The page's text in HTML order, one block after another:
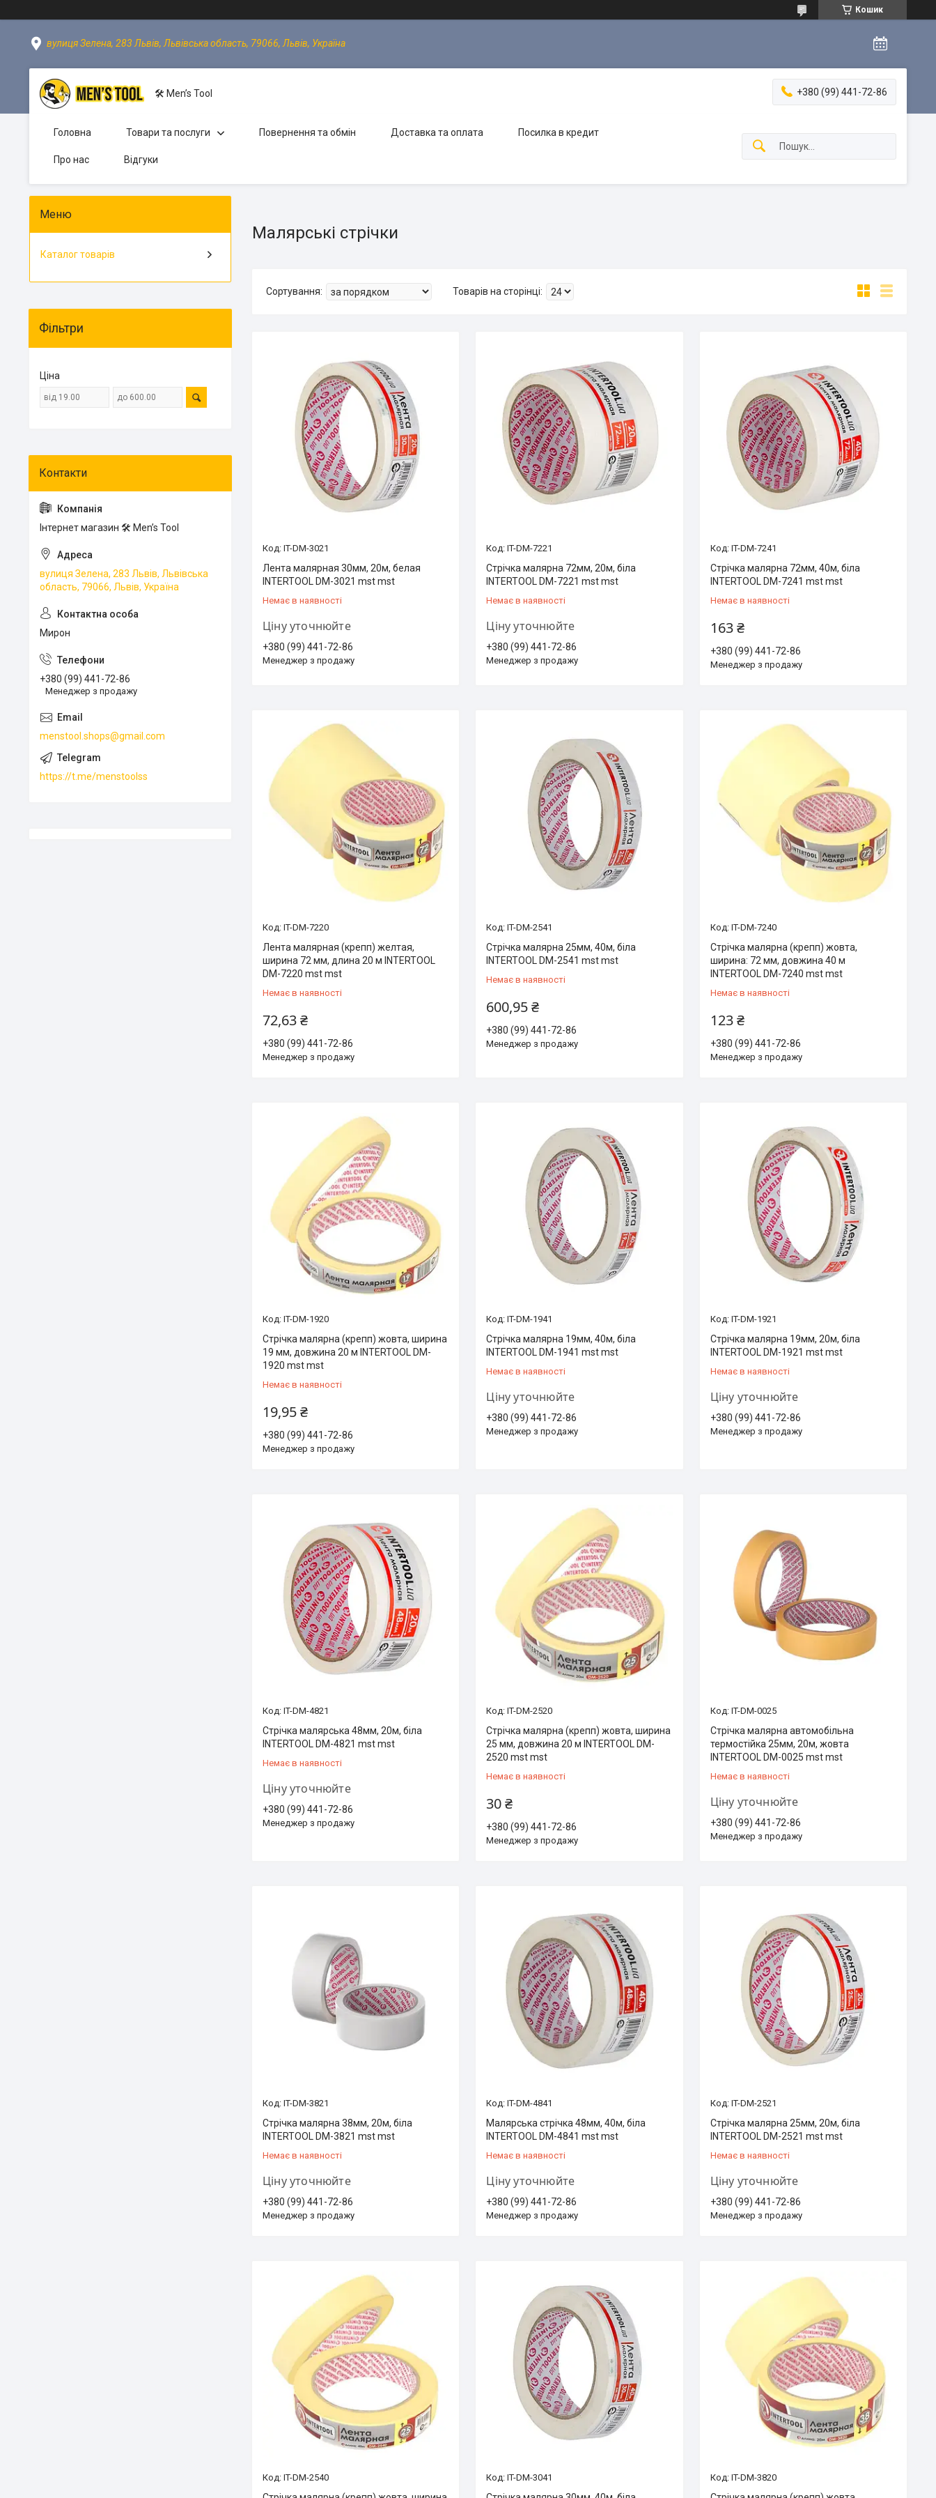
Кошик
вулиця Зелена, 283 Львів, Львівська область, 79066, Львів, Україна
🛠 Men’s Tool +380 (99) 441-72-86
Головна Товари та послуги Повернення та обмін Доставка та оплата Посилка в кредит
Про нас Відгуки
Малярські стрічки
IT-DM-3021
Лента малярная 30мм, 20м, белая
INTERTOOL DM-3021 mst mst
Немає в наявності
Ціну уточнюйте
+380 (99) 441-72-86
Менеджер з продажу
IT-DM-7221
Стрічка малярна 72мм, 20м, біла
INTERTOOL DM-7221 mst mst
Немає в наявності
Ціну уточнюйте
+380 (99) 441-72-86
Менеджер з продажу
IT-DM-7241
Стрічка малярна 72мм, 40м, біла
INTERTOOL DM-7241 mst mst
Немає в наявності
163 ₴
+380 (99) 441-72-86
Менеджер з продажу
IT-DM-7220
Лента малярная (крепп) желтая,
ширина 72 мм, длина 20 м INTERTOOL
DM-7220 mst mst
Немає в наявності
72,63 ₴
+380 (99) 441-72-86
Менеджер з продажу
IT-DM-2541
Стрічка малярна 25мм, 40м, біла
INTERTOOL DM-2541 mst mst
Немає в наявності
600,95 ₴
+380 (99) 441-72-86
Менеджер з продажу
IT-DM-7240
Стрічка малярна (крепп) жовта,
ширина: 72 мм, довжина 40 м
INTERTOOL DM-7240 mst mst
Немає в наявності
123 ₴
+380 (99) 441-72-86
Менеджер з продажу
IT-DM-1920
Стрічка малярна (крепп) жовта, ширина
19 мм, довжина 20 м INTERTOOL DM-
1920 mst mst
Немає в наявності
19,95 ₴
+380 (99) 441-72-86
Менеджер з продажу
IT-DM-1941
Стрічка малярна 19мм, 40м, біла
INTERTOOL DM-1941 mst mst
Немає в наявності
Ціну уточнюйте
+380 (99) 441-72-86
Менеджер з продажу
IT-DM-1921
Стрічка малярна 19мм, 20м, біла
INTERTOOL DM-1921 mst mst
Немає в наявності
Ціну уточнюйте
+380 (99) 441-72-86
Менеджер з продажу
IT-DM-4821
Стрічка малярська 48мм, 20м, біла
INTERTOOL DM-4821 mst mst
Немає в наявності
Ціну уточнюйте
+380 (99) 441-72-86
Менеджер з продажу
IT-DM-2520
Стрічка малярна (крепп) жовта, ширина
25 мм, довжина 20 м INTERTOOL DM-
2520 mst mst
Немає в наявності
30 ₴
+380 (99) 441-72-86
Менеджер з продажу
IT-DM-0025
Стрічка малярна автомобільна
термостійка 25мм, 20м, жовта
INTERTOOL DM-0025 mst mst
Немає в наявності
Ціну уточнюйте
+380 (99) 441-72-86
Менеджер з продажу
IT-DM-3821
Стрічка малярна 38мм, 20м, біла
INTERTOOL DM-3821 mst mst
Немає в наявності
Ціну уточнюйте
+380 (99) 441-72-86
Менеджер з продажу
IT-DM-4841
Малярська стрічка 48мм, 40м, біла
INTERTOOL DM-4841 mst mst
Немає в наявності
Ціну уточнюйте
+380 (99) 441-72-86
Менеджер з продажу
IT-DM-2521
Стрічка малярна 25мм, 20м, біла
INTERTOOL DM-2521 mst mst
Немає в наявності
Ціну уточнюйте
+380 (99) 441-72-86
Менеджер з продажу
IT-DM-2540 IT-DM-3041 IT-DM-3820
Каталог товарів
Фільтри
Ціна
Інтернет магазин 🛠 Men’s Tool
вулиця Зелена, 283 Львів, Львівська
область, 79066, Львів, Україна
Мирон
+380 (99) 441-72-86
Менеджер з продажу
menstool.shops@gmail.com
https://t.me/menstoolss